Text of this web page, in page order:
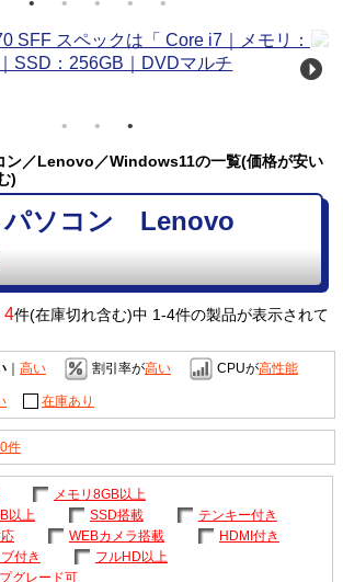
ン／Lenovo／Windows11の一覧(価格が安い
)
パソコン Lenovo
4件(在庫切れ含む)中 1-4件の製品が表示されて
｜ 高い 割引率が高い CPUが高性能
在庫あり
件
メモリ8GB以上
以上
SSD搭載
テンキー付き
WEBカメラ搭載
HDMI付き
付き
フルHD以上
グレード可